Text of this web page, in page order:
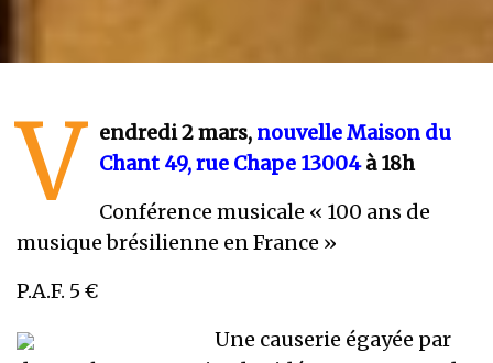
V endredi 2 mars, nouvelle Maison du
Chant 49, rue Chape 13004à 18h
Conférence musicale « 100 ans de
musique brésilienne en France »
P.A.F. 5 €
Une causerie égayée par